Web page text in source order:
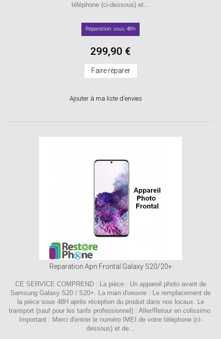
téléphone (ci-dessous) et...
Réparation sous 48h
299,90 €
Faire réparer
Ajouter à ma liste d'envies
Reparation Apn Frontal Galaxy S20/20+
CE SERVICE COMPREND : La pièce : Un appareil photo avant de
Samsung Galaxy S20 / S20+. La main d'oeuvre : Le remplacement de
la pièce sous 48H après réception du produit dans nos locaux. Le
transport (sauf pour les tarifs professionnel) : Aller/Retour en colissimo.
Important : Merci d'entrer le numéro IMEI de votre téléphone (ci-
dessous) et de...